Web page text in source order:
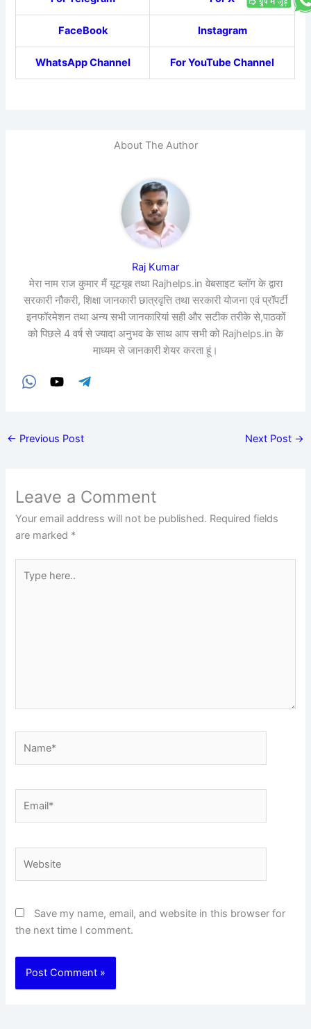
FaceBook Instagram
WhatsApp Channel For YouTube Channel
About The Author
Raj Kumar
मेरा नाम राज कुमार मैं यूट्यूब तथा Rajhelps.in वेबसाइट ब्लॉग के द्वारा
सरकारी नौकरी, शिक्षा जानकारी छात्रवृत्ति तथा सरकारी योजना एवं प्रॉपर्टी
इनफॉरमेशन तथा अन्य सभी जानकारियां सही और सटीक तरीके से,पाठकों
को पिछले 4 वर्ष से ज्यादा अनुभव के साथ आप सभी को Rajhelps.in के
माध्यम से जानकारी शेयर करता हूं।
← Previous Post Next Post →
Leave a Comment
Your email address will not be published. Required fields
are marked *
here..
Save my name, email, and website in this browser for
the next time I comment.